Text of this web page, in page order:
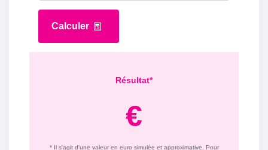
Montant estimé des dépenses annuelles d'énergie pour
années 2021,2022 et 2023 (abonnement compris).